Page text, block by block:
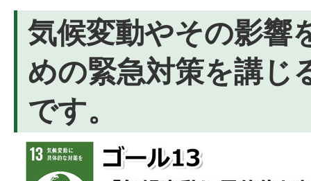
気候変動やその影響
めの緊急対策を講じ
です。